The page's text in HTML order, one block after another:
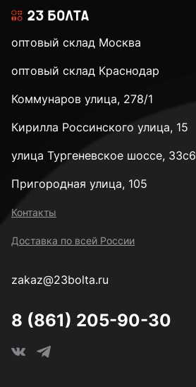
М8
М10
М18
оптовый склад Москва
оптовый склад Краснодар
Коммунаров улица, 278/1
Кирилла Россинского улица, 15
улица Тургеневское шоссе, 33с6
Пригородная улица, 105
Контакты
Доставка по всей России
zakaz@23bolta.ru
8 (861) 205-90-30